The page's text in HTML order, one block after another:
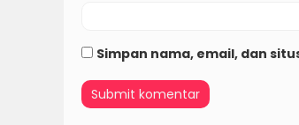
Simpan nama, email, dan